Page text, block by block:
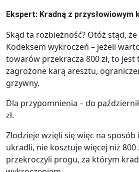
Ekspert: Kradną z przysłowiowym
Skąd ta rozbieżność? Otóż stąd,
Kodeksem wykroczeń – jeżeli
towarów przekracza 800 zł, to
zagrożone karą aresztu,
grzywny.
Dla przypomnienia – do
zł.
Złodzieje wzięli się więc na sposób
ukradli, nie kosztuje więcej niż 800
przekroczyli progu, za którym